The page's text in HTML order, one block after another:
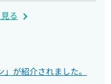
る
が紹介されました。